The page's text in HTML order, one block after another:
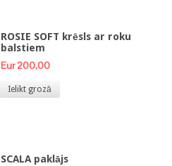
ROSIE SOFT krēsls ar roku
balstiem
Eur 200,00
Ielikt grozā
SCALA paklājs